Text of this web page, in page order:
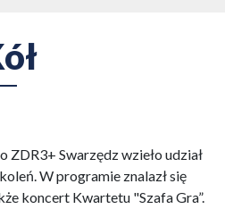
ZDR3+ Swarzędz wzieło udział
W programie znalazł się
koncert Kwartetu "Szafa Gra”.